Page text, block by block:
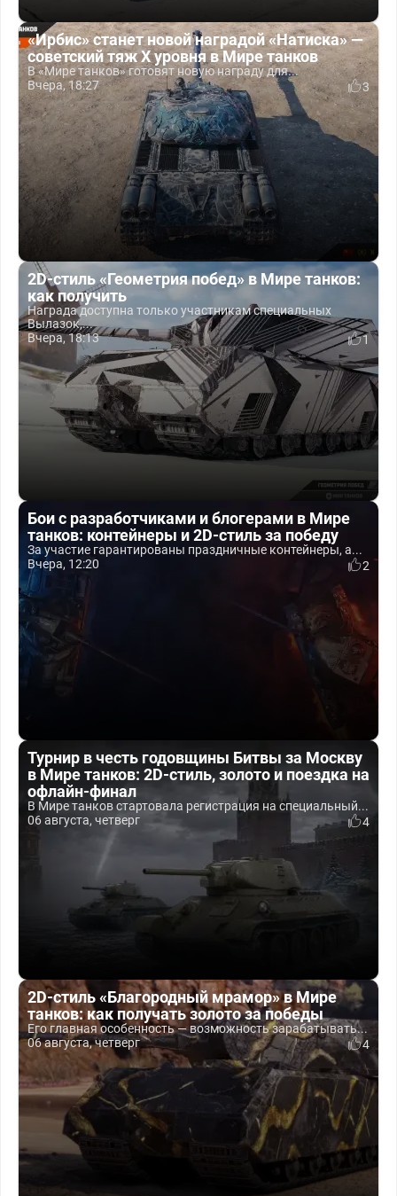
«Ирбис» станет новой наградой «Натиска» —
советский тяж X уровня в Мире танков
В «Мире танков» готовят новую награду для...
Вчера, 18:27
3
2D-стиль «Геометрия побед» в Мире танков:
как получить
Награда доступна только участникам специальных
Вылазок,...
Вчера, 18:13
1
Бои с разработчиками и блогерами в Мире
танков: контейнеры и 2D-стиль за победу
За участие гарантированы праздничные контейнеры, а...
Вчера, 12:20
2
Турнир в честь годовщины Битвы за Москву
в Мире танков: 2D-стиль, золото и поездка на
офлайн-финал
В Мире танков стартовала регистрация на специальный...
06 августа, четверг
4
2D-стиль «Благородный мрамор» в Мире
танков: как получать золото за победы
Его главная особенность — возможность зарабатывать...
06 августа, четверг
4